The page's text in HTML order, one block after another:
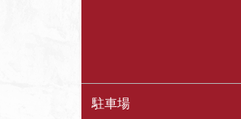
駐車場